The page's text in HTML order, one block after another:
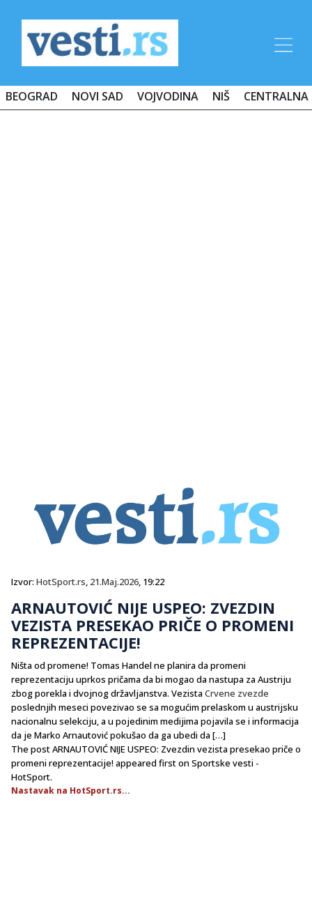
BEOGRAD NOVI SAD VOJVODINA NIŠ CENTRALNA
Izvor: HotSport.rs, 21.Maj.2026, 19:22
ARNAUTOVIĆ NIJE USPEO: ZVEZDIN
VEZISTA PRESEKAO PRIČE O PROMENI
REPREZENTACIJE!
Ništa od promene! Tomas Handel ne planira da promeni
reprezentaciju uprkos pričama da bi mogao da nastupa za Austriju
zbog porekla i dvojnog državljanstva. Vezista Crvene zvezde
poslednjih meseci povezivao se sa mogućim prelaskom u austrijsku
nacionalnu selekciju, a u pojedinim medijima pojavila se i informacija
da je Marko Arnautović pokušao da ga ubedi da […]
The post ARNAUTOVIĆ NIJE USPEO: Zvezdin vezista presekao priče o
promeni reprezentacije! appeared first on Sportske vesti -
HotSport.
Nastavak na HotSport.rs...